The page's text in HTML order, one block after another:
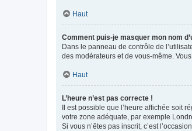
Haut
Comment puis-je masquer mon nom
Dans le panneau de contrôle de
des modérateurs et de vous-même.
Haut
L’heure n’est pas correcte !
Il est possible que l’heure affichée soit
votre zone adéquate, par exemple
Si vous n’êtes pas inscrit, c’est